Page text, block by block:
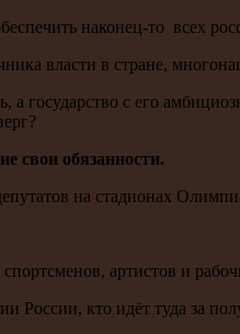
наконец-то всех
власти в стране,
государство с его
свои обязанности.
на стадионах
артистов и
России, кто идёт туда за